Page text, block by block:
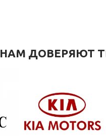
НАМ ДОВЕРЯЮТ